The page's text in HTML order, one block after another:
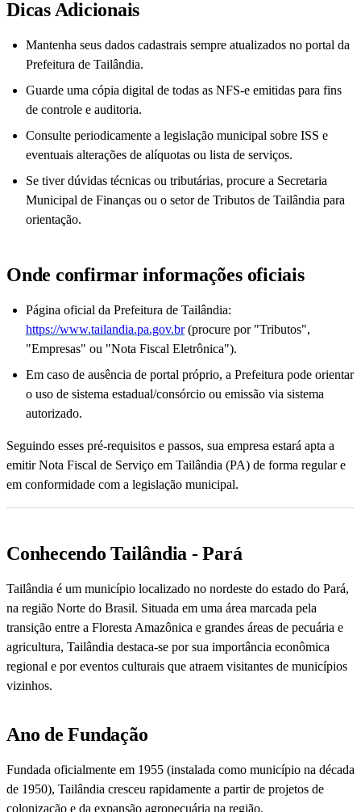
Dicas Adicionais
Mantenha seus dados cadastrais sempre atualizados no portal da
Prefeitura de Tailândia.
Guarde uma cópia digital de todas as NFS-e emitidas para fins
de controle e auditoria.
Consulte periodicamente a legislação municipal sobre ISS e
eventuais alterações de alíquotas ou lista de serviços.
Se tiver dúvidas técnicas ou tributárias, procure a Secretaria
Municipal de Finanças ou o setor de Tributos de Tailândia para
orientação.
Onde confirmar informações oficiais
Página oficial da Prefeitura de Tailândia:
https://www.tailandia.pa.gov.br(procure por "Tributos",
"Empresas" ou "Nota Fiscal Eletrônica").
Em caso de ausência de portal próprio, a Prefeitura pode orientar
o uso de sistema estadual/consórcio ou emissão via sistema
autorizado.
Seguindo esses pré-requisitos e passos, sua empresa estará apta a
emitir Nota Fiscal de Serviço em Tailândia (PA) de forma regular e
em conformidade com a legislação municipal.
Conhecendo Tailândia - Pará
Tailândia é um município localizado no nordeste do estado do Pará,
na região Norte do Brasil. Situada em uma área marcada pela
transição entre a Floresta Amazônica e grandes áreas de pecuária e
agricultura, Tailândia destaca-se por sua importância econômica
regional e por eventos culturais que atraem visitantes de municípios
vizinhos.
Ano de Fundação
Fundada oficialmente em 1955 (instalada como município na década
de 1950), Tailândia cresceu rapidamente a partir de projetos de
colonização e da expansão agropecuária na região.